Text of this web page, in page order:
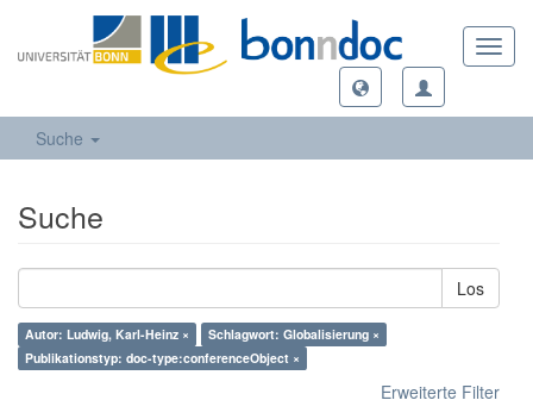
Suche
Suche
Los
Autor: Ludwig, Karl-Heinz ×
Schlagwort: Globalisierung ×
Publikationstyp: doc-type:conferenceObject ×
Erweiterte Filter